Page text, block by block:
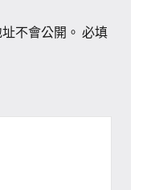
不會公開。 必填